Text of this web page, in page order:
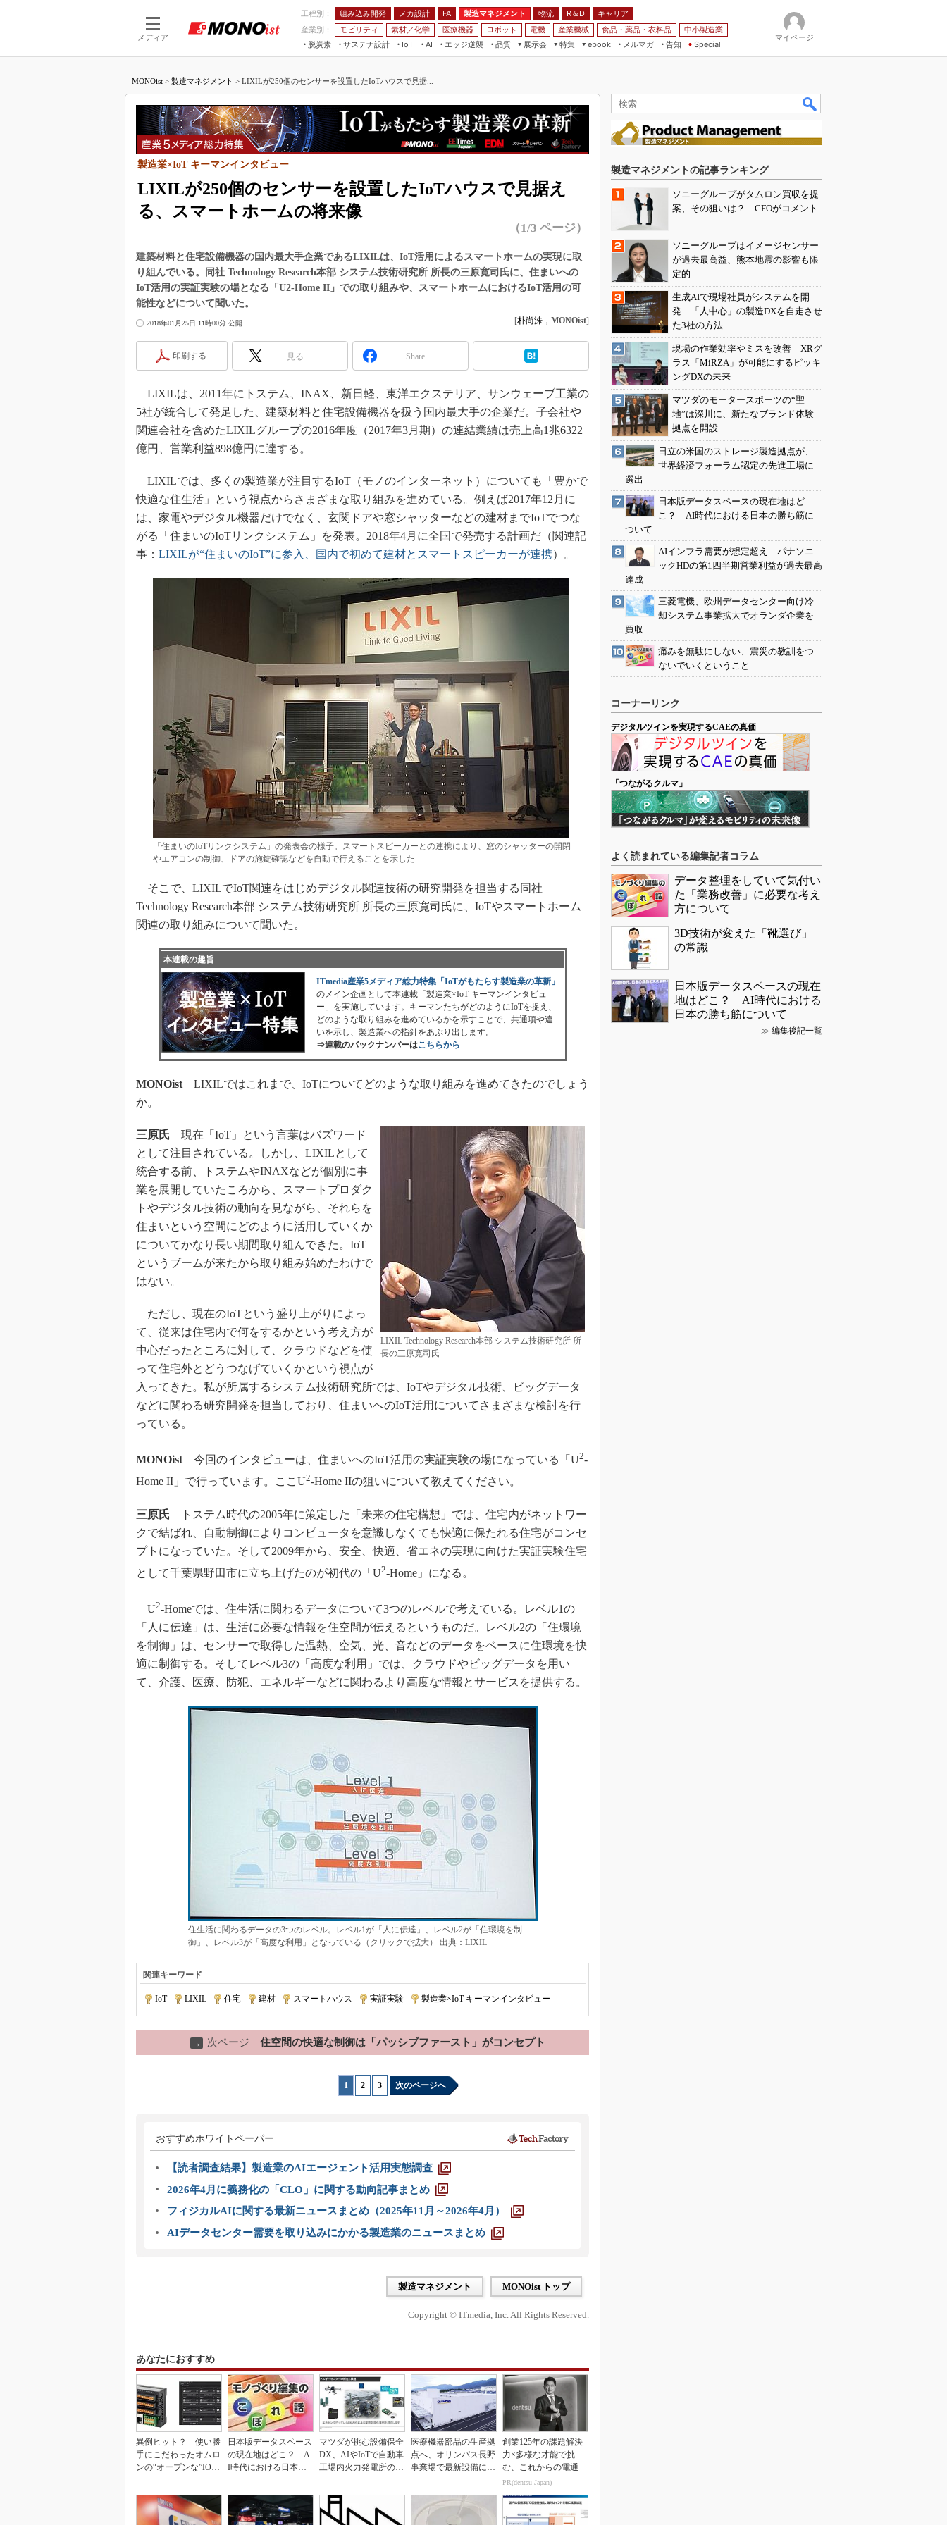
メディア
工程別： 組み込み開発 メカ設計 FA 製造マネジメント 物流 R＆D
キャリア
産業別：
モビリティ 素材／化学 医療機器 ロボット 電機 産業機械 食品・薬品・衣料品
中小製造業
脱炭素
サステナ設計
IoT
つながる工場
つながるサービス
AI
AI×設備保全
Physical AI
エッジ逆襲 品質
展示会
JIMTOF
組込み/エッジ コンピューティング
展＆IoT/5Gソリューション展
IIFES
国際ロボット展
ジャパンモビリティショー
TECHNO-FRONTIER
EdgeTech+
日本ものづくりワールド
特集
つながるクルマ
5G
VR／AR
フィールドサービス
組み込み画像技術
車載ソフト開発
ISO26262
デジタルツインとCAE
イノベーション
製造業ビッグデータ
知財マネジメント
海外生産
グローバル設計・開発
制御セキュリティ
新型コロナへの対応
ebook
製造マネジメント
FA
モビリティ
メルマガ
告知 Special
マイページ
MONOist > 製造マネジメント > LIXILが250個のセンサーを設置したIoTハウスで見据...
LIXILが250個のセンサーを設置したIoTハウスで見据え
る、スマートホームの将来像
製造業×IoT キーマンインタビュー
（1/3 ページ）
建築材料と住宅設備機器の国内最大手企業であるLIXILは、IoT活用によるスマートホームの実現に取
り組んでいる。同社 Technology Research本部 システム技術研究所 所長の三原寛司氏に、住まいへの
IoT活用の実証実験の場となる「U2-Home II」での取り組みや、スマートホームにおけるIoT活用の可
能性などについて聞いた。
2018年01月25日 11時00分 公開 [朴尚洙 ， MONOist]
印刷する 見る Share
LIXILは、2011年にトステム、INAX、新日軽、東洋エクステリア、サンウェーブ工業の
5社が統合して発足した、建築材料と住宅設備機器を扱う国内最大手の企業だ。子会社や
関連会社を含めたLIXILグループの2016年度（2017年3月期）の連結業績は売上高1兆6322
億円、営業利益898億円に達する。
LIXILでは、多くの製造業が注目するIoT（モノのインターネット）についても「豊かで
快適な住生活」という視点からさまざまな取り組みを進めている。例えば2017年12月に
は、家電やデジタル機器だけでなく、玄関ドアや窓シャッターなどの建材までIoTでつな
がる「住まいのIoTリンクシステム」を発表。2018年4月に全国で発売する計画だ（関連記
事： LIXILが“住まいのIoT”に参入、国内で初めて建材とスマートスピーカーが連携）。
「住まいのIoTリンクシステム」の発表会の様子。スマートスピーカーとの連携により、窓のシャッターの開閉
やエアコンの制御、ドアの施錠確認などを自動で行えることを示した
そこで、LIXILでIoT関連をはじめデジタル関連技術の研究開発を担当する同社
Technology Research本部 システム技術研究所 所長の三原寛司氏に、IoTやスマートホーム
関連の取り組みについて聞いた。
本連載の趣旨
ITmedia産業5メディア総力特集「IoTがもたらす製造業の革新」
のメイン企画として本連載「製造業×IoT キーマンインタビュ
ー」を実施しています。キーマンたちがどのようにIoTを捉え、
どのような取り組みを進めているかを示すことで、共通項や違
いを示し、製造業への指針をあぶり出します。
⇒連載のバックナンバーはこちらから
MONOist LIXILではこれまで、IoTについてどのような取り組みを進めてきたのでしょう
か。
LIXIL Technology Research本部 システム技術研究所 所
長の三原寛司氏
三原氏 現在「IoT」という言葉はバズワード
として注目されている。しかし、LIXILとして
統合する前、トステムやINAXなどが個別に事
業を展開していたころから、スマートプロダク
トやデジタル技術の動向を見ながら、それらを
住まいという空間にどのように活用していくか
についてかなり長い期間取り組んできた。IoT
というブームが来たから取り組み始めたわけで
はない。
ただし、現在のIoTという盛り上がりによっ
て、従来は住宅内で何をするかという考え方が
中心だったところに対して、クラウドなどを使
って住宅外とどうつなげていくかという視点が
入ってきた。私が所属するシステム技術研究所では、IoTやデジタル技術、ビッグデータ
などに関わる研究開発を担当しており、住まいへのIoT活用についてさまざまな検討を行
っている。
MONOist 今回のインタビューは、住まいへのIoT活用の実証実験の場になっている「U2-
Home II」で行っています。ここU2-Home IIの狙いについて教えてください。
三原氏 トステム時代の2005年に策定した「未来の住宅構想」では、住宅内がネットワー
クで結ばれ、自動制御によりコンピュータを意識しなくても快適に保たれる住宅がコンセ
プトになっていた。そして2009年から、安全、快適、省エネの実現に向けた実証実験住宅
として千葉県野田市に立ち上げたのが初代の「U2-Home」になる。
U2-Homeでは、住生活に関わるデータについて3つのレベルで考えている。レベル1の
「人に伝達」は、生活に必要な情報を住空間が伝えるというものだ。レベル2の「住環境
を制御」は、センサーで取得した温熱、空気、光、音などのデータをベースに住環境を快
適に制御する。そしてレベル3の「高度な利用」では、クラウドやビッグデータを用い
て、介護、医療、防犯、エネルギーなどに関わるより高度な情報とサービスを提供する。
住生活に関わるデータの3つのレベル。レベル1が「人に伝達」、レベル2が「住環境を制
御」、レベル3が「高度な利用」となっている（クリックで拡大） 出典：LIXIL
関連キーワード
IoT| LIXIL 住宅 建材 スマートハウス 実証実験 製造業×IoT キーマンインタビュー
→ 次ページ 住空間の快適な制御は「パッシブファースト」がコンセプト
1 2 3 次のページへ
おすすめホワイトペーパー
【読者調査結果】製造業のAIエージェント活用実態調査
2026年4月に義務化の「CLO」に関する動向記事まとめ
フィジカルAIに関する最新ニュースまとめ（2025年11月～2026年4月）
AIデータセンター需要を取り込みにかかる製造業のニュースまとめ
製造マネジメント MONOist トップ
Copyright © ITmedia, Inc. All Rights Reserved.
あなたにおすすめ
異例ヒット？ 使い勝
手にこだわったオムロ
ンの“オープンな”IO-L
日本版データスペース
の現在地はどこ？ A
I時代における日本の
マツダが挑む設備保全
DX、AIやIoTで自動車
工場内火力発電所の現
医療機器部品の生産拠
点へ、オリンパス長野
事業場で最新設備に機
創業125年の課題解決
力×多様な才能で挑
む、これからの電通
PR(dentsu Japan)
製造マネジメントの記事ランキング
ソニーグループがタムロン買収を提
案、その狙いは？ CFOがコメント
ソニーグループはイメージセンサー
が過去最高益、熊本地震の影響も限
定的
生成AIで現場社員がシステムを開
発 「人中心」の製造DXを自走させ
た3社の方法
現場の作業効率やミスを改善 XRグ
ラス「MiRZA」が可能にするピッキ
ングDXの未来
マツダのモータースポーツの“聖
地”は深川に、新たなブランド体験
拠点を開設
日立の米国のストレージ製造拠点が、
世界経済フォーラム認定の先進工場に
選出
日本版データスペースの現在地はど
こ？ AI時代における日本の勝ち筋に
ついて
AIインフラ需要が想定超え パナソニ
ックHDの第1四半期営業利益が過去最高
達成
三菱電機、欧州データセンター向け冷
却システム事業拡大でオランダ企業を
買収
痛みを無駄にしない、震災の教訓をつ
ないでいくということ
コーナーリンク
デジタルツインを実現するCAEの真価
「つながるクルマ」
よく読まれている編集記者コラム
データ整理をしていて気付い
た「業務改善」に必要な考え
方について
3D技術が変えた「靴選び」
の常識
日本版データスペースの現在
地はどこ？ AI時代における
日本の勝ち筋について
≫ 編集後記一覧